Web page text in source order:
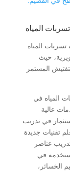
المياه
المياه
حيث
المستمر
المياه في
عالية
في تدريب
تقنيات جديدة
عناصر
في
الخسائر،